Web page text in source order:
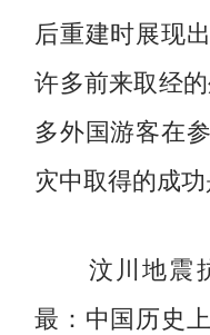
后重建时展现
许多前来取经
多外国游客在
灾中取得的成
汶川地震抗
最：中国历史